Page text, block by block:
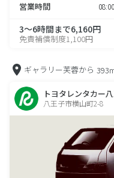
営業時間
3～6時間まで6,160円
免責補償制度1,100円
ギャラリー芙蓉から
トヨタレンタカー
八王子市横山町2-8